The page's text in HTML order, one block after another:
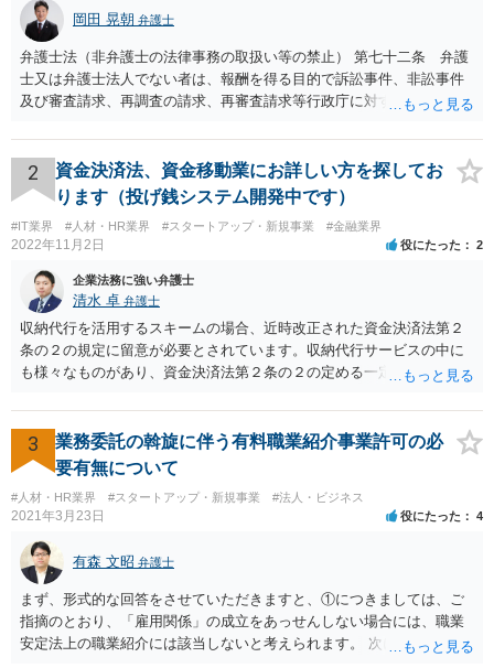
岡田 晃朝 弁護士
弁護士法（非弁護士の法律事務の取扱い等の禁止） 第七十二条 弁護
士又は弁護士法人でない者は、報酬を得る目的で訴訟事件、非訟事件
及び審査請求、再調査の請求、再審査請求等行政庁に対する不服申立
の他の法律事務を取り扱い、又はこれらの周旋をすることを業とする
ことができない。ただし、この法律又は他の法律に別段の定めがある
場合は、この限りでない。 で、自身がする場合だけでなく、弁護士で
ないものに、あっせんしたりすることも違法ですから、問題になるか
と思います。
2
資金決済法、資金移動業にお詳しい方を探してお
ります（投げ銭システム開発中です）
#IT業界 #人材・HR業界 #スタートアップ・新規事業 #金融業界
2022年11月2日 役にたった 2
企業法務に強い弁護士
清水 卓 弁護士
収納代行を活用するスキームの場合、近時改正された資金決済法第２
条の２の規定に留意が必要とされています。収納代行サービスの中に
も様々なものがあり、資金決済法第２条の２の定める一定の要件（内
ことが明らかにされました。 この資金決済法第２条の２の定める一
定の要件（内閣府令で定める要件も含む）については、該当条文を見
るだけではなかなか理解し難いところがあるかと思いますし、この掲
示板で回答するには限界がありますので、この分野に詳しそうな弁護
士の方に直接相談なさってみて下さい。 （資金決済法） 第二条の二
金銭債権を有する者（以下この条において「受取人」という。）から
の委託、受取人からの金銭債権の譲受けその他これらに類する方法に
より、当該金銭債権に係る債務者又は当該債務者からの委託（二以上
の段階にわたる委託を含む。）その他これに類する方法により支払を
行う者から弁済として資金を受け入れ、又は他の者に受け入れさせ、
当該受取人に当該資金を移動させる行為（当該資金を当該受取人に交
付することにより移動させる行為を除く。）であって、受取人が個人
3
業務委託の斡旋に伴う有料職業紹介事業許可の必
要有無について
#人材・HR業界 #スタートアップ・新規事業 #法人・ビジネス
2021年3月23日 役にたった 4
有森 文昭 弁護士
まず、形式的な回答をさせていただきますと、①につきましては、ご
指摘のとおり、「雇用関係」の成立をあっせんしない場合には、職業
安定法上の職業紹介には該当しないと考えられます。 次に、②につい